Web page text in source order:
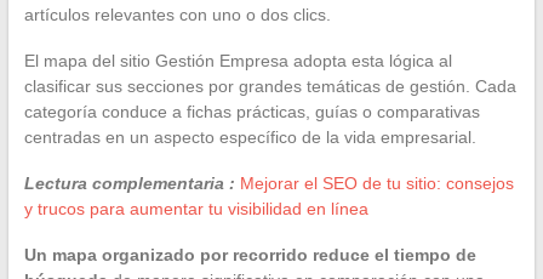
artículos relevantes con uno o dos clics.
El mapa del sitio Gestión Empresa adopta esta lógica al
clasificar sus secciones por grandes temáticas de gestión. Cada
categoría conduce a fichas prácticas, guías o comparativas
centradas en un aspecto específico de la vida empresarial.
Lectura complementaria : Mejorar el SEO de tu sitio: consejos
y trucos para aumentar tu visibilidad en línea
Un mapa organizado por recorrido reduce el tiempo de